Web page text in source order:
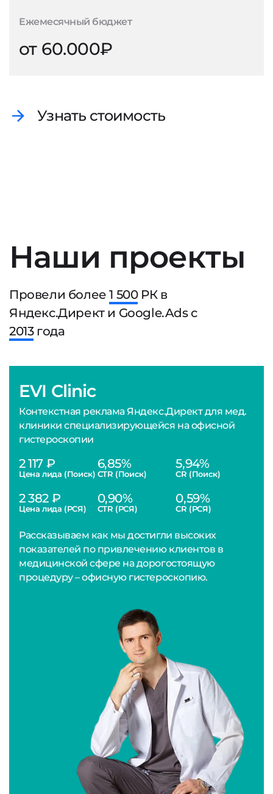
Ежемесячный бюджет
от 60.000₽
Узнать стоимость
Наши проекты
Провели более1 500РК в
Яндекс.Директ и Google.Ads с
2013года
EVI Clinic
Контекстная реклама Яндекс.Директ для мед.
клиники специализирующейся на офисной
гистероскопии
2 117 ₽
Цена лида (Поиск)
6,85%
CTR (Поиск)
5,94%
CR (Поиск)
2 382 ₽
Цена лида (РСЯ)
0,90%
CTR (РСЯ)
0,59%
CR (РСЯ)
Рассказываем как мы достигли высоких
показателей по привлечению клиентов в
медицинской сфере на дорогостоящую
процедуру – офисную гистероскопию.